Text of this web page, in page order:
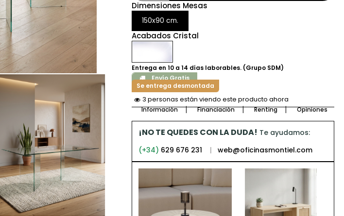
Dimensiones Mesas
150x90 cm.
Acabados Cristal
Entrega en 10 a 14 días laborables. (Grupo SDM)
Envío Gratis
Se entrega desmontada
4 personas están viendo este producto ahora
Información Financiación Renting Opiniones
¡NO TE QUEDES CON LA DUDA! Te ayudamos:
(+34) 629 676 231 | web@oficinasmontiel.com